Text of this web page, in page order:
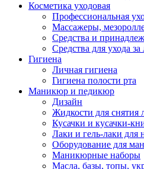
Косметика уходовая
Профессиональная
Массажеры,
Средства и
Средства для ухода
Гигиена
Личная гигиена
Гигиена полости рта
Маникюр и педикюр
Дизайн
Жидкости для снятия
Кусачки и кусачки-
Лаки и гель-лаки для
Оборудование для
Маникюрные наборы
Масла, базы, топы,